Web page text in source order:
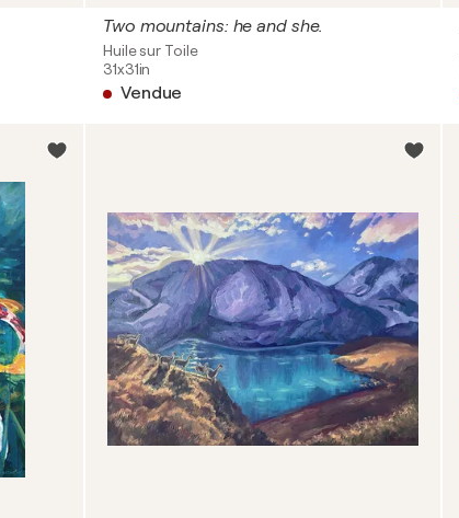
Two mountains: he and she.
Huile sur Toile
31x31in
Vendue